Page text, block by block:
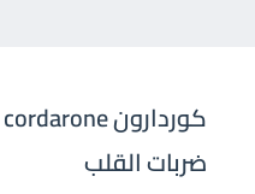
ضربات القلب